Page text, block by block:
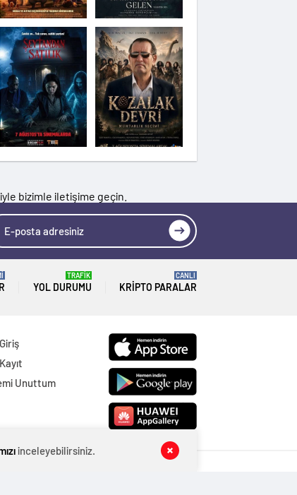
Moana
bizimle iletişime geçin.
YOL DURUMU
TRAFİK
KRIPTO PARALAR
CANLI
Unuttum
inceleyebilirsiniz.